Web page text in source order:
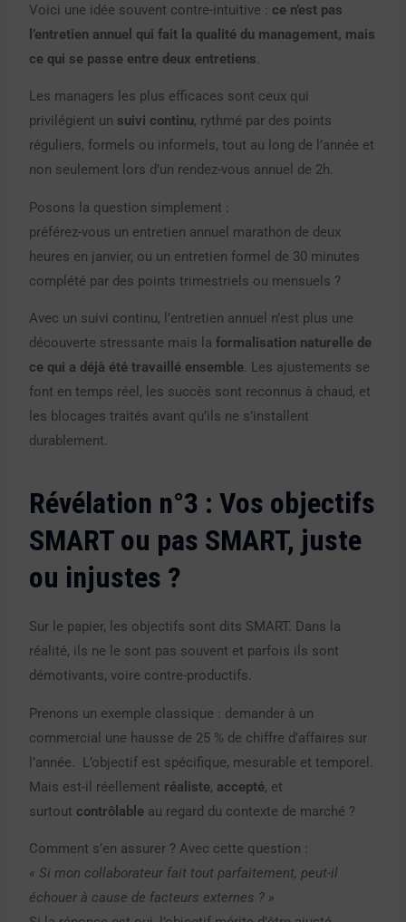
Voici une idée souvent contre-intuitive : ce n’est pas
l’entretien annuel qui fait la qualité du management, mais
ce qui se passe entre deux entretiens.
Les managers les plus efficaces sont ceux qui
privilégient un suivi continu, rythmé par des points
réguliers, formels ou informels, tout au long de l’année et
non seulement lors d’un rendez-vous annuel de 2h.
Posons la question simplement :
préférez-vous un entretien annuel marathon de deux
heures en janvier, ou un entretien formel de 30 minutes
complété par des points trimestriels ou mensuels ?
Avec un suivi continu, l’entretien annuel n’est plus une
découverte stressante mais laformalisation naturelle de
ce qui a déjà été travaillé ensemble. Les ajustements se
font en temps réel, les succès sont reconnus à chaud, et
les blocages traités avant qu’ils ne s’installent
durablement.
Révélation n°3 : Vos objectifs
SMART ou pas SMART, juste
ou injustes ?
Sur le papier, les objectifs sont dits SMART. Dans la
réalité, ils ne le sont pas souvent et parfois ils sont
démotivants, voire contre-productifs.
Prenons un exemple classique : demander à un
commercial une hausse de 25 % de chiffre d’affaires sur
l’année. L’objectif est spécifique, mesurable et temporel.
Mais est-il réellement réaliste, accepté, et
surtout contrôlable au regard du contexte de marché ?
Comment s’en assurer ? Avec cette question :
« Si mon collaborateur fait tout parfaitement, peut-il
échouer à cause de facteurs externes ? »